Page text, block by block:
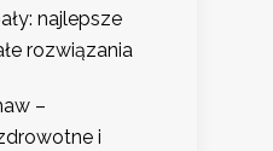
najlepsze
rozwiązania
–
i